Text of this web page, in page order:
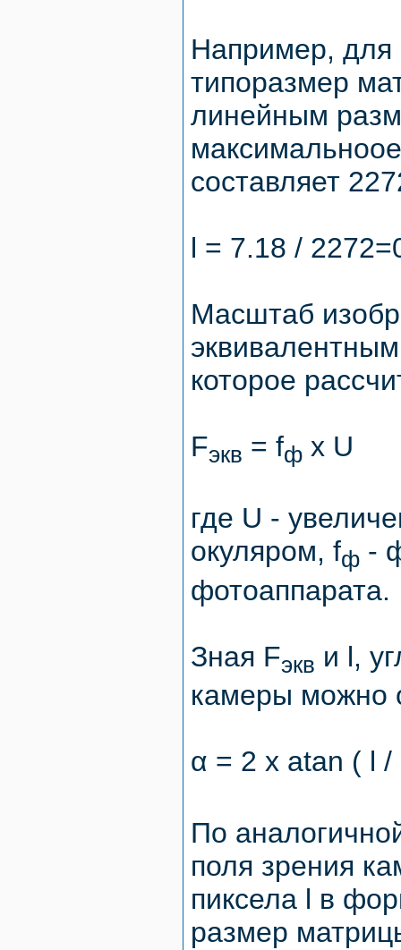
Например, для
типоразмер
линейным
составляет
l = 7.18 /
Масштаб
которое
Fэкв = fф x U
где U -
окуляром, fф -
фотоаппарата.
Зная Fэкв и l,
камеры можно
α = 2 x atan ( l /
По
поля зрения
пиксела l в
размер